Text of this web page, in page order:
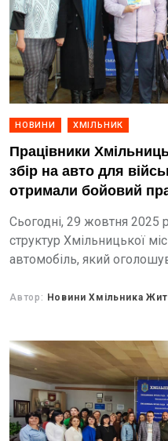
НОВИНИ ХМІЛЬНИК
Працівники
збір на авто для
отримали бойовий
Сьогодні, 29 жовтня 2025
структур Хмільницької
автомобіль, який
штурмових військ, що
Автор: Новини Хмільника